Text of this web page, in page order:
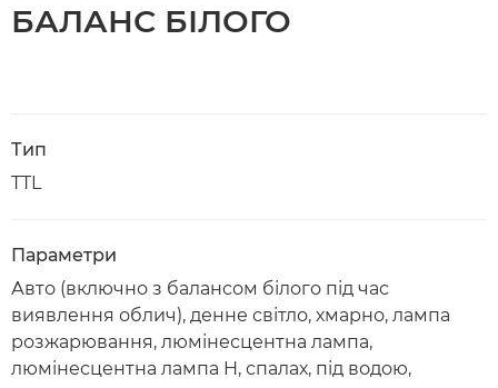
БАЛАНС БІЛОГО
Тип
TTL
Параметри
Авто (включно з балансом білого під час
виявлення облич), денне світло, хмарно, лампа
розжарювання, люмінесцентна лампа,
люмінесцентна лампа H, спалах, під водою,